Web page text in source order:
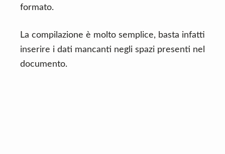
formato.
La compilazione è molto semplice, basta infatti
inserire i dati mancanti negli spazi presenti nel
documento.